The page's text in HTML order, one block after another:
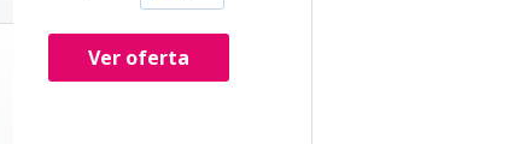
Ver oferta